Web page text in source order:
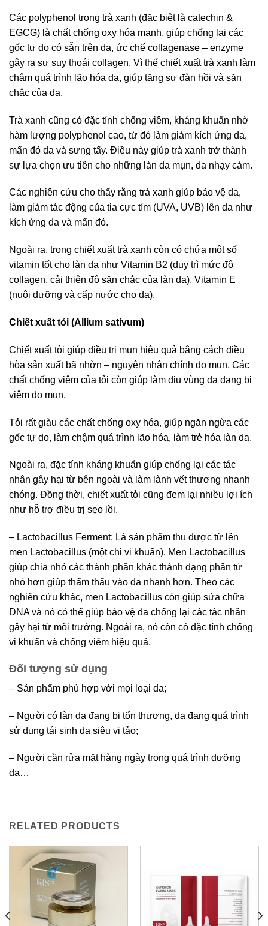
Các polyphenol trong trà xanh (đặc biệt là catechin &
EGCG) là chất chống oxy hóa mạnh, giúp chống lại các
gốc tự do có sẵn trên da, ức chế collagenase – enzyme
gây ra sự suy thoái collagen. Vì thế chiết xuất trà xanh làm
chậm quá trình lão hóa da, giúp tăng sự đàn hồi và săn
chắc của da.
Trà xanh cũng có đặc tính chống viêm, kháng khuẩn nhờ
hàm lượng polyphenol cao, từ đó làm giảm kích ứng da,
mẩn đỏ da và sưng tấy. Điều này giúp trà xanh trở thành
sự lựa chọn ưu tiên cho những làn da mụn, da nhạy cảm.
Các nghiên cứu cho thấy rằng trà xanh giúp bảo vệ da,
làm giảm tác động của tia cực tím (UVA, UVB) lên da như
kích ứng da và mẩn đỏ.
Ngoài ra, trong chiết xuất trà xanh còn có chứa một số
vitamin tốt cho làn da như Vitamin B2 (duy trì mức độ
collagen, cải thiện độ săn chắc của làn da), Vitamin E
(nuôi dưỡng và cấp nước cho da).
Chiết xuất tỏi (Allium sativum)
Chiết xuất tỏi giúp điều trị mụn hiệu quả bằng cách điều
hòa sản xuất bã nhờn – nguyên nhân chính do mụn. Các
chất chống viêm của tỏi còn giúp làm dịu vùng da đang bị
viêm do mụn.
Tỏi rất giàu các chất chống oxy hóa, giúp ngăn ngừa các
gốc tự do, làm chậm quá trình lão hóa, làm trẻ hóa làn da.
Ngoài ra, đặc tính kháng khuẩn giúp chống lại các tác
nhân gây hại từ bên ngoài và làm lành vết thương nhanh
chóng. Đồng thời, chiết xuất tỏi cũng đem lại nhiều lợi ích
như hỗ trợ điều trị sẹo lồi.
– Lactobacillus Ferment: Là sản phẩm thu được từ lên
men Lactobacillus (một chi vi khuẩn). Men Lactobacillus
giúp chia nhỏ các thành phần khác thành dạng phân tử
nhỏ hơn giúp thẩm thấu vào da nhanh hơn. Theo các
nghiên cứu khác, men Lactobacillus còn giúp sửa chữa
DNA và nó có thể giúp bảo vệ da chống lại các tác nhân
gây hại từ môi trường. Ngoài ra, nó còn có đặc tính chống
vi khuẩn và chống viêm hiệu quả.
Đối tượng sử dụng
– Sản phẩm phù hợp với mọi loại da;
– Người có làn da đang bị tổn thương, da đang quá trình
sử dụng tái sinh da siêu vi tảo;
– Người cần rửa mặt hàng ngày trong quá trình dưỡng
da…
RELATED PRODUCTS